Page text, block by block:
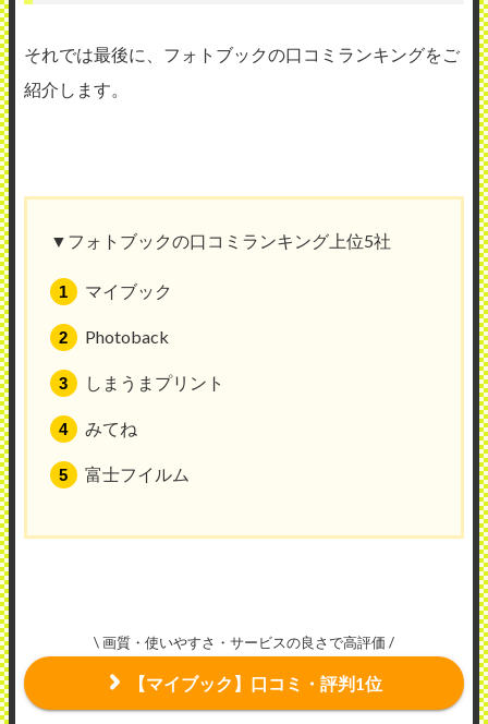
それでは最後に、フォトブックの口コミランキングをご
紹介します。
▼フォトブックの口コミランキング上位5社
マイブック
Photoback
しまうまプリント
みてね
富士フイルム
\ 画質・使いやすさ・サービスの良さで高評価 /
【マイブック】口コミ・評判1位